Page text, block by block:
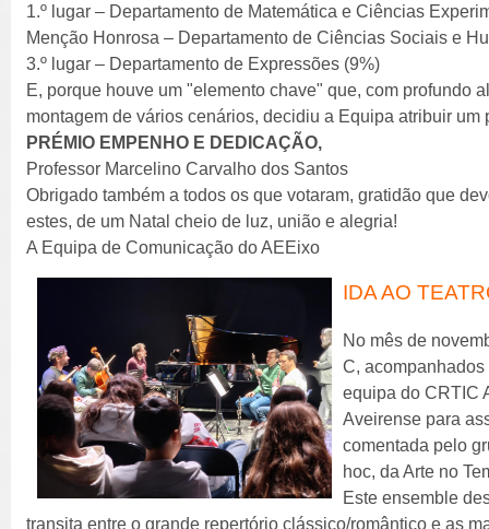
1.º lugar – Departamento de Matemática e Ciências
Menção Honrosa – Departamento de Ciências Sociais e
3.º lugar – Departamento de Expressões (9%)
E, porque houve um "elemento chave" que, com profundo
montagem de vários cenários, decidiu a Equipa atribuir um
PRÉMIO EMPENHO E DEDICAÇÃO,
Professor Marcelino Carvalho dos Santos
Obrigado também a todos os que votaram, gratidão que
estes, de um Natal cheio de luz, união e alegria!
A Equipa de Comunicação do AEEixo
IDA AO
No mês de
C,
equipa do CRTIC
Aveirense para
comentada pelo
hoc, da Arte no
Este ensemble
transita entre o grande repertório clássico/romântico e as